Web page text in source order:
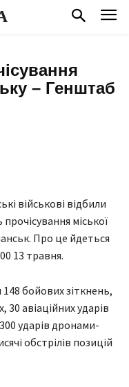
– Генштаб
військові відбили
міської
Про це йдеться
13 травня.
148 бойових зіткнень,
авіаційних ударів
ударів дронами-
обстрілів позицій